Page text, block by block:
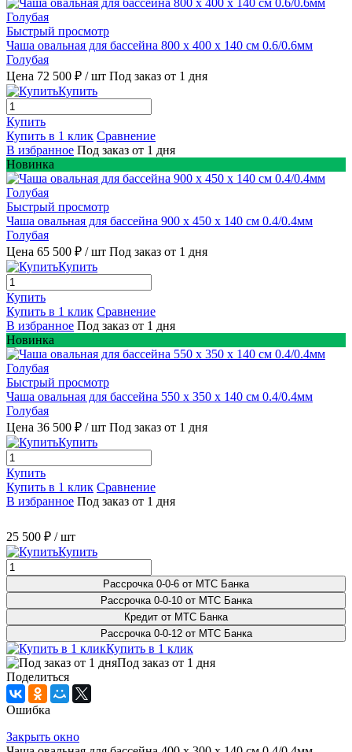
Быстрый просмотр
Чаша овальная для бассейна 800 х 400 х 140 см 0.6/0.6мм
Голубая
Цена 72 500 ₽ / шт Под заказ от 1 дня
Купить
Купить
Купить в 1 клик Сравнение
В избранное Под заказ от 1 дня
Новинка
Быстрый просмотр
Чаша овальная для бассейна 900 х 450 х 140 см 0.4/0.4мм
Голубая
Цена 65 500 ₽ / шт Под заказ от 1 дня
Купить
Купить
Купить в 1 клик Сравнение
В избранное Под заказ от 1 дня
Новинка
Быстрый просмотр
Чаша овальная для бассейна 550 х 350 х 140 см 0.4/0.4мм
Голубая
Цена 36 500 ₽ / шт Под заказ от 1 дня
Купить
Купить
Купить в 1 клик Сравнение
В избранное Под заказ от 1 дня
25 500 ₽ / шт
Купить
Рассрочка 0-0-6 от МТС Банка
Рассрочка 0-0-10 от МТС Банка
Кредит от МТС Банка
Рассрочка 0-0-12 от МТС Банка
Купить в 1 клик
Под заказ от 1 дня
Поделиться
Ошибка
Закрыть окно